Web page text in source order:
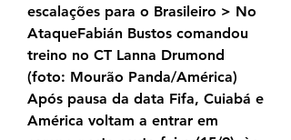
escalações para o Brasileiro > No
AtaqueFabián Bustos comandou
treino no CT Lanna Drumond
(foto: Mourão Panda/América)
Após pausa da data Fifa, Cuiabá e
América voltam a entrar em